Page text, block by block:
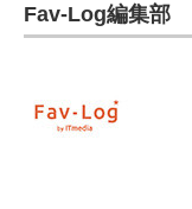
Fav-Log編集部